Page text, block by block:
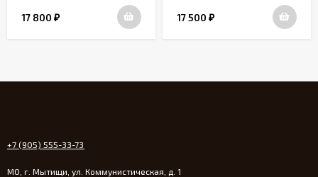
17 800 ₽ 17 500 ₽
+7 (905) 555-33-73
МО, г. Мытищи, ул. Коммунистическая, д. 1